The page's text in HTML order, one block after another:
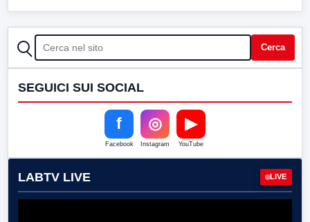
CERCA Cerca
SEGUICI SUI SOCIAL
f
Facebook
◎
Instagram
▶
YouTube
LABTV LIVE LIVE